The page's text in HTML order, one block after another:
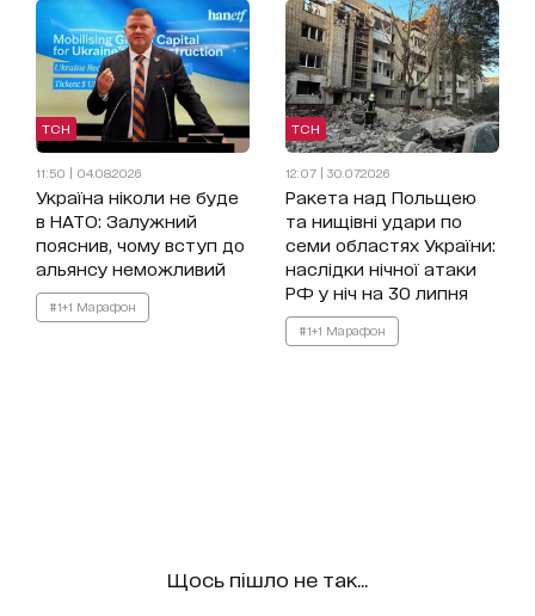
ТСН
11:50 | 04.08.2026
Україна ніколи не буде
в НАТО: Залужний
пояснив, чому вступ до
альянсу неможливий
#1+1 Марафон
ТСН
12:07 | 30.07.2026
Ракета над Польщею
та нищівні удари по
семи областях України:
наслідки нічної атаки
РФ у ніч на 30 липня
#1+1 Марафон
Щось пішло не так...